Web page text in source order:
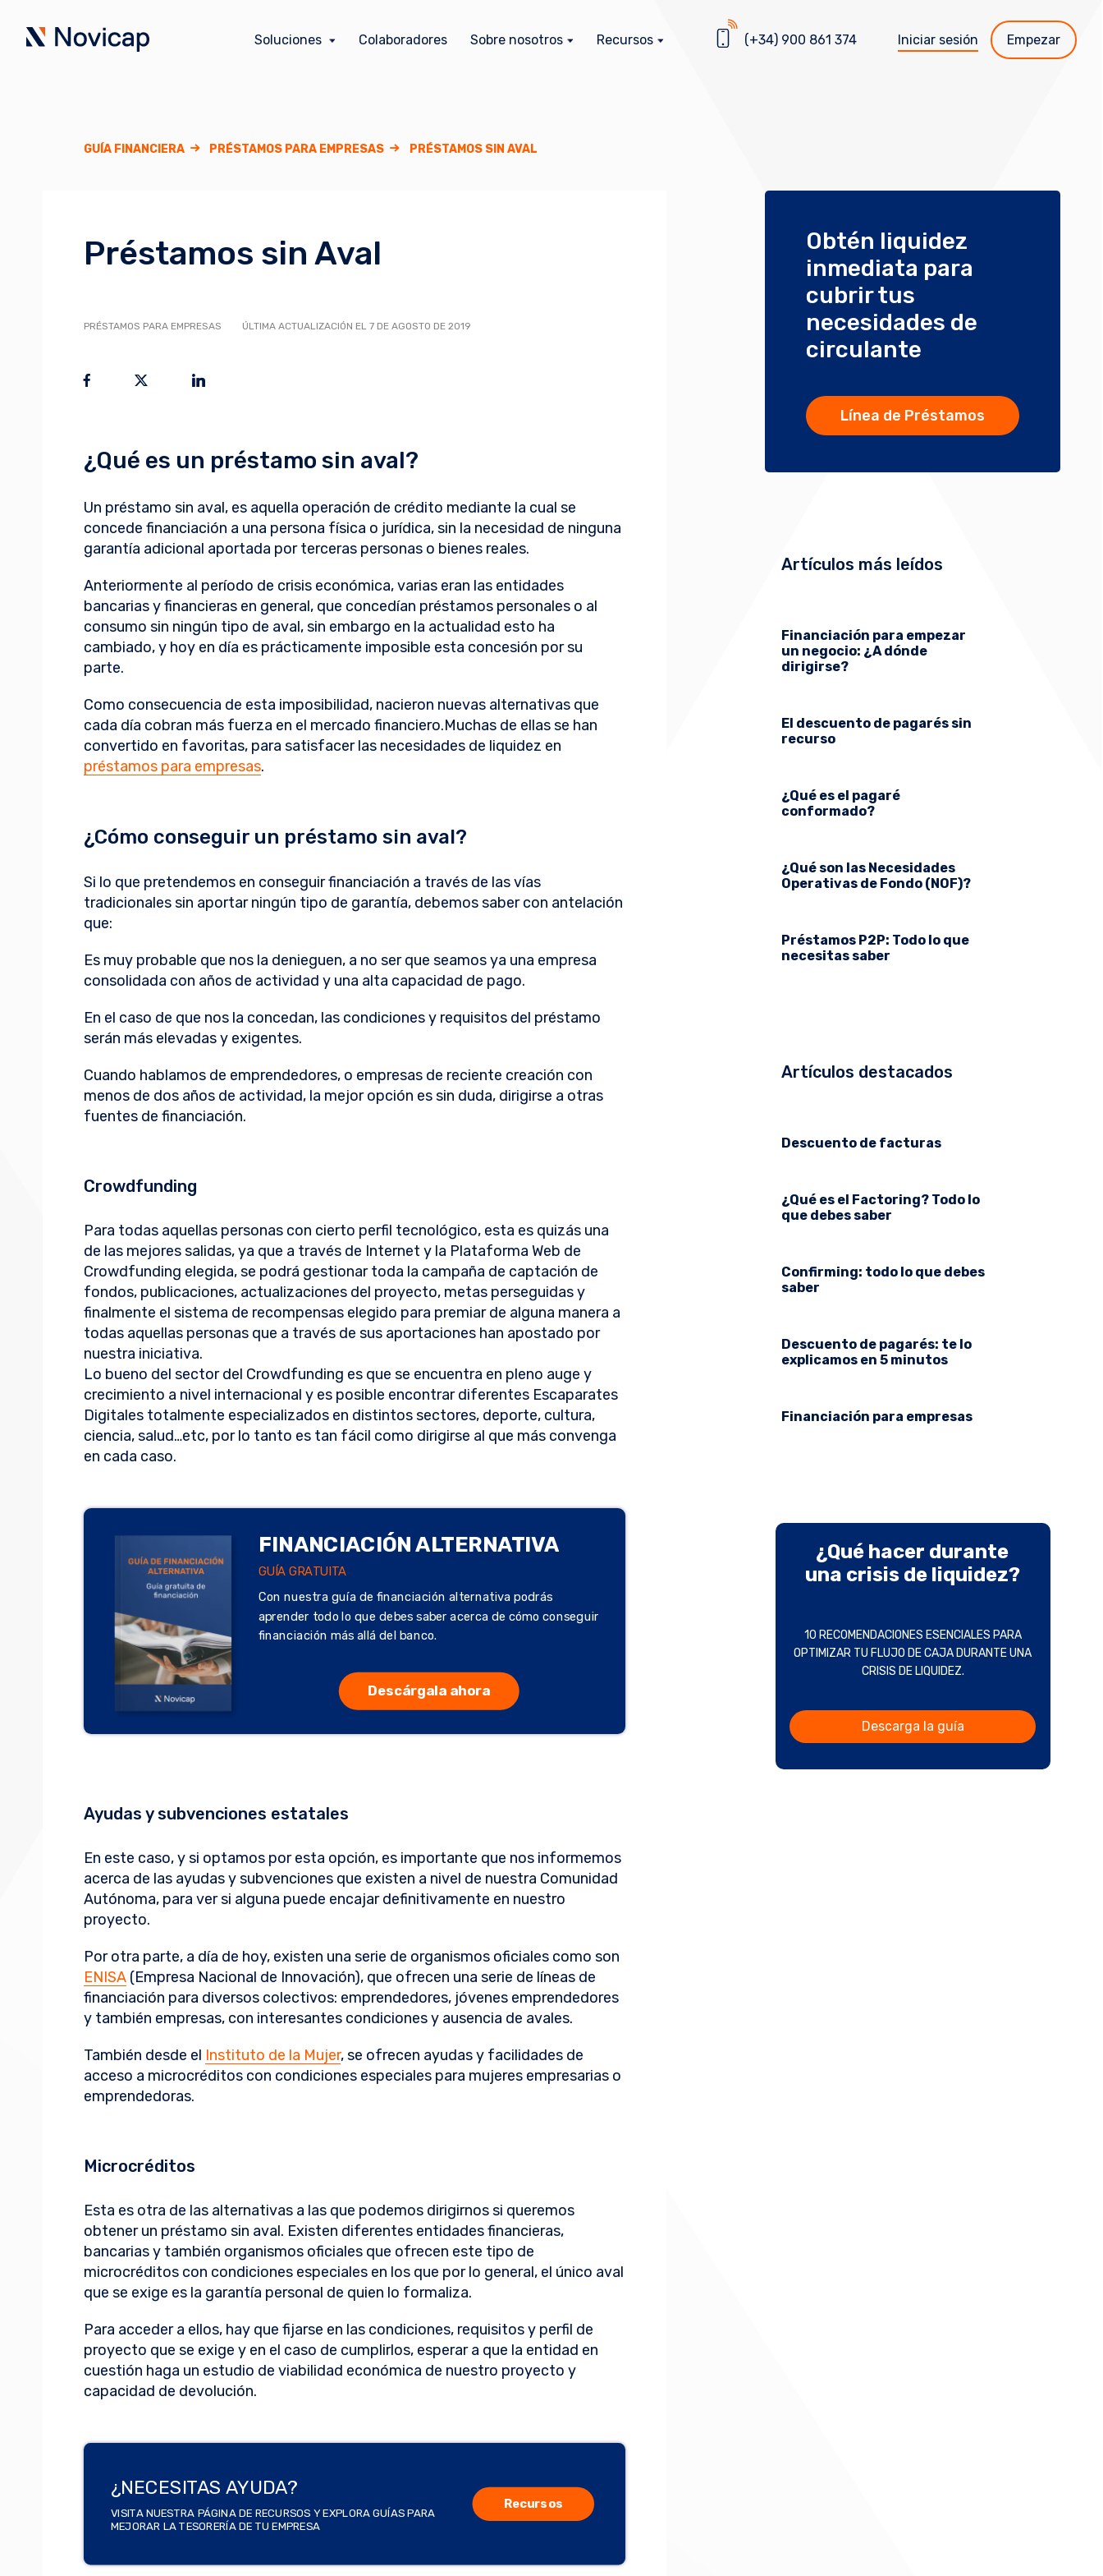
Soluciones Colaboradores Sobre nosotros Recursos (+34) 900 861 374 Iniciar sesión Empezar
GUÍA FINANCIERA PRÉSTAMOS PARA EMPRESAS PRÉSTAMOS SIN AVAL
Préstamos sin Aval
PRÉSTAMOS PARA EMPRESAS ÚLTIMA ACTUALIZACIÓN EL 7 DE AGOSTO DE 2019
¿Qué es un préstamo sin aval?
Un préstamo sin aval, es aquella operación de crédito mediante la cual se
concede financiación a una persona física o jurídica, sin la necesidad de ninguna
garantía adicional aportada por terceras personas o bienes reales.
Anteriormente al período de crisis económica, varias eran las entidades
bancarias y financieras en general, que concedían préstamos personales o al
consumo sin ningún tipo de aval, sin embargo en la actualidad esto ha
cambiado, y hoy en día es prácticamente imposible esta concesión por su
parte.
Como consecuencia de esta imposibilidad, nacieron nuevas alternativas que
cada día cobran más fuerza en el mercado financiero.Muchas de ellas se han
convertido en favoritas, para satisfacer las necesidades de liquidez en
préstamos para empresas.
¿Cómo conseguir un préstamo sin aval?
Si lo que pretendemos en conseguir financiación a través de las vías
tradicionales sin aportar ningún tipo de garantía, debemos saber con antelación
que:
Es muy probable que nos la denieguen, a no ser que seamos ya una empresa
consolidada con años de actividad y una alta capacidad de pago.
En el caso de que nos la concedan, las condiciones y requisitos del préstamo
serán más elevadas y exigentes.
Cuando hablamos de emprendedores, o empresas de reciente creación con
menos de dos años de actividad, la mejor opción es sin duda, dirigirse a otras
fuentes de financiación.
Crowdfunding
Para todas aquellas personas con cierto perfil tecnológico, esta es quizás una
de las mejores salidas, ya que a través de Internet y la Plataforma Web de
Crowdfunding elegida, se podrá gestionar toda la campaña de captación de
fondos, publicaciones, actualizaciones del proyecto, metas perseguidas y
finalmente el sistema de recompensas elegido para premiar de alguna manera a
todas aquellas personas que a través de sus aportaciones han apostado por
nuestra iniciativa.
Lo bueno del sector del Crowdfunding es que se encuentra en pleno auge y
crecimiento a nivel internacional y es posible encontrar diferentes Escaparates
Digitales totalmente especializados en distintos sectores, deporte, cultura,
ciencia, salud…etc, por lo tanto es tan fácil como dirigirse al que más convenga
en cada caso.
Con nuestra guía de financiación alternativa podrás
aprender todo lo que debes saber acerca de cómo conseguir
financiación más allá del banco.
FINANCIACIÓN ALTERNATIVA
GUÍA GRATUITA
Descárgala ahora
Ayudas y subvenciones estatales
En este caso, y si optamos por esta opción, es importante que nos informemos
acerca de las ayudas y subvenciones que existen a nivel de nuestra Comunidad
Autónoma, para ver si alguna puede encajar definitivamente en nuestro
proyecto.
Por otra parte, a día de hoy, existen una serie de organismos oficiales como son
ENISA (Empresa Nacional de Innovación), que ofrecen una serie de líneas de
financiación para diversos colectivos: emprendedores, jóvenes emprendedores
y también empresas, con interesantes condiciones y ausencia de avales.
También desde el Instituto de la Mujer, se ofrecen ayudas y facilidades de
acceso a microcréditos con condiciones especiales para mujeres empresarias o
emprendedoras.
Microcréditos
Esta es otra de las alternativas a las que podemos dirigirnos si queremos
obtener un préstamo sin aval. Existen diferentes entidades financieras,
bancarias y también organismos oficiales que ofrecen este tipo de
microcréditos con condiciones especiales en los que por lo general, el único aval
que se exige es la garantía personal de quien lo formaliza.
Para acceder a ellos, hay que fijarse en las condiciones, requisitos y perfil de
proyecto que se exige y en el caso de cumplirlos, esperar a que la entidad en
cuestión haga un estudio de viabilidad económica de nuestro proyecto y
capacidad de devolución.
¿NECESITAS AYUDA?
VISITA NUESTRA PÁGINA DE RECURSOS Y EXPLORA GUÍAS PARA
MEJORAR LA TESORERÍA DE TU EMPRESA
Recursos
Obtén liquidez
inmediata para
cubrir tus
necesidades de
circulante
Línea de Préstamos
Artículos más leídos
Financiación para empezar
un negocio: ¿A dónde
dirigirse?
El descuento de pagarés sin
recurso
¿Qué es el pagaré
conformado?
¿Qué son las Necesidades
Operativas de Fondo (NOF)?
Préstamos P2P: Todo lo que
necesitas saber
Artículos destacados
Descuento de facturas
¿Qué es el Factoring? Todo lo
que debes saber
Confirming: todo lo que debes
saber
Descuento de pagarés: te lo
explicamos en 5 minutos
Financiación para empresas
¿Qué hacer durante
una crisis de liquidez?
10 RECOMENDACIONES ESENCIALES PARA
OPTIMIZAR TU FLUJO DE CAJA DURANTE UNA
CRISIS DE LIQUIDEZ.
Descarga la guía